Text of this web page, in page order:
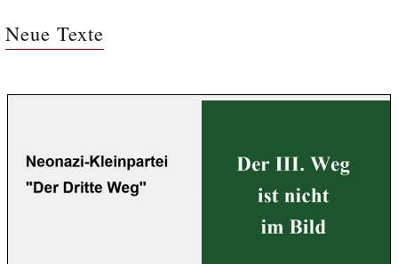
Neue Texte